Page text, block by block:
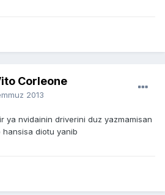
Corleone
2013
ya nvidainin driverini duz yazmamisan
diotu yanib